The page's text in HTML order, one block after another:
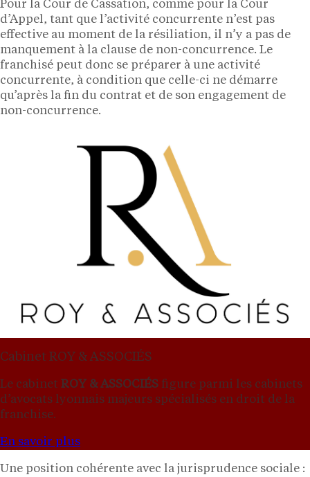
Pour la Cour de Cassation, comme pour la Cour
d’Appel, tant que l’activité concurrente n’est pas
effective au moment de la résiliation, il n’y a pas de
manquement à la clause de non-concurrence. Le
franchisé peut donc se préparer à une activité
concurrente, à condition que celle-ci ne démarre
qu’après la fin du contrat et de son engagement de
non-concurrence.
Cabinet ROY & ASSOCIÉS
Le cabinet ROY & ASSOCIÉS figure parmi les cabinets
d’avocats lyonnais majeurs spécialisés en droit de la
franchise.
En savoir plus
Une position cohérente avec la jurisprudence sociale :